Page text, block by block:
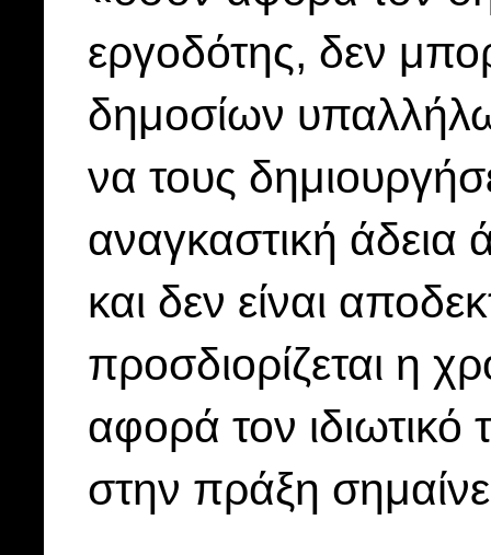
εργοδότης, δεν
δημοσίων
να τους
αναγκαστική άδεια
και δεν είναι
προσδιορίζεται η
αφορά τον
στην πράξη